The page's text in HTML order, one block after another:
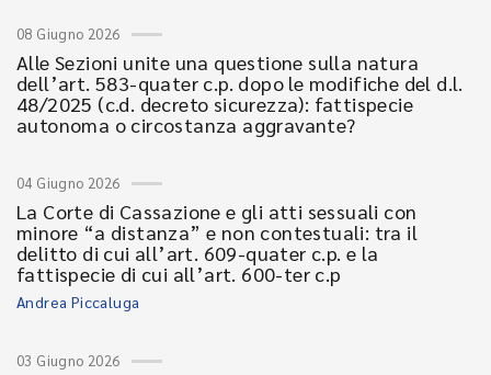
08 Giugno 2026
Alle Sezioni unite una questione sulla natura
dell’art. 583-quater c.p. dopo le modifiche del d.l.
48/2025 (c.d. decreto sicurezza): fattispecie
autonoma o circostanza aggravante?
04 Giugno 2026
La Corte di Cassazione e gli atti sessuali con
minore “a distanza” e non contestuali: tra il
delitto di cui all’art. 609-quater c.p. e la
fattispecie di cui all’art. 600-ter c.p
Andrea Piccaluga
03 Giugno 2026